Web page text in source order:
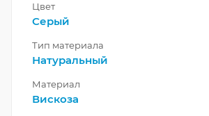
Цвет
Серый
Тип материала
Натуральный
Материал
Вискоза